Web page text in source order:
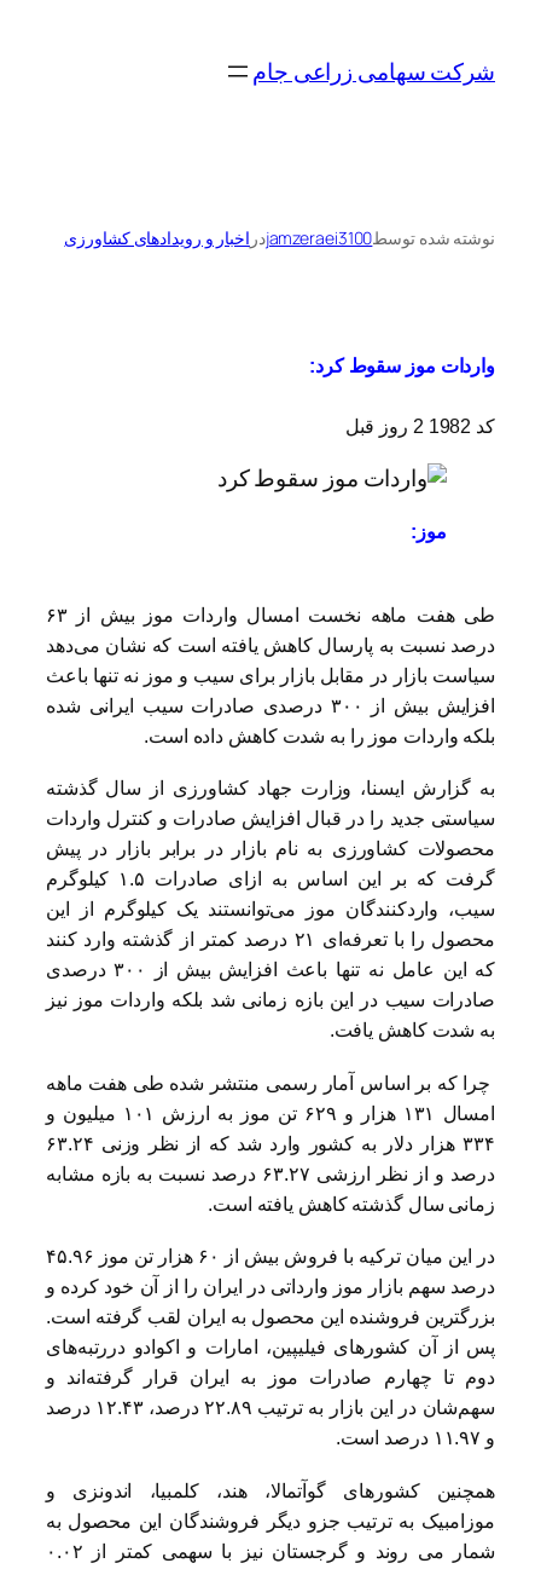
محتواشرکت سهامی زراعی جام
نوشته شده توسطjamzeraei3100در اخبار و رویدادهای کشاورزی
واردات موز سقوط کرد:
کد 1982 2 روز قبل
موز:
طی هفت ماهه نخست امسال واردات موز بیش از ۶۳
درصد نسبت به پارسال کاهش یافته است که نشان می‌دهد
سیاست بازار در مقابل بازار برای سیب و موز نه تنها باعث
افزایش بیش از ۳۰۰ درصدی صادرات سیب ایرانی شده
بلکه واردات موز را به شدت کاهش داده است.
به گزارش ایسنا، وزارت جهاد کشاورزی از سال گذشته
سیاستی جدید را در قبال افزایش صادرات و کنترل واردات
محصولات کشاورزی به نام بازار در برابر بازار در پیش
گرفت که بر این اساس به ازای صادرات ۱.۵ کیلوگرم
سیب، واردکنندگان موز می‌توانستند یک کیلوگرم از این
محصول را با تعرفه‌ای ۲۱ درصد کمتر از گذشته وارد کنند
که این عامل نه تنها باعث افزایش بیش از ۳۰۰ درصدی
صادرات سیب در این بازه زمانی شد بلکه واردات موز نیز
به شدت کاهش یافت.
چرا که بر اساس آمار رسمی منتشر شده طی هفت ماهه
امسال ۱۳۱ هزار و ۶۲۹ تن موز به ارزش ۱۰۱ میلیون و
۳۳۴ هزار دلار به کشور وارد شد که از نظر وزنی ۶۳.۲۴
درصد و از نظر ارزشی ۶۳.۲۷ درصد نسبت به بازه مشابه
زمانی سال گذشته کاهش یافته است.
در این میان ترکیه با فروش بیش از ۶۰ هزار تن موز ۴۵.۹۶
درصد سهم بازار موز وارداتی در ایران را از آن خود کرده و
بزرگترین فروشنده این محصول به ایران لقب گرفته است.
پس از آن کشورهای فیلیپین، امارات و اکوادو دررتبه‌های
دوم تا چهارم صادرات موز به ایران قرار گرفته‌اند و
سهم‌شان در این بازار به ترتیب ۲۲.۸۹ درصد، ۱۲.۴۳ درصد
و ۱۱.۹۷ درصد است.
همچنین کشورهای گوآتمالا، هند، کلمبیا، اندونزی و
موزامبیک به ترتیب جزو دیگر فروشندگان این محصول به
شمار می روند و گرجستان نیز با سهمی کمتر از ۰.۰۲